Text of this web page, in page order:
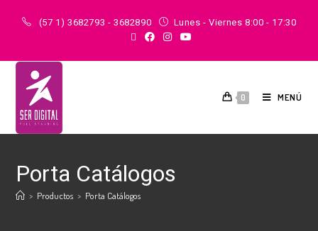
(57 1) 3682793 - 3682890 Lunes - Viernes 8:00 - 17:30
0 MENÚ
Porta Catálogos
> Productos > Porta Catálogos